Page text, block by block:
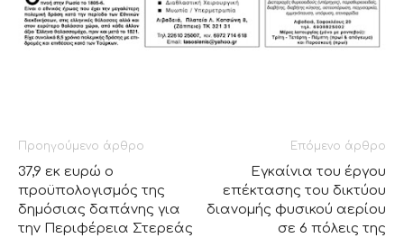
Προηγούμενο άρθρο
37,9 εκ ευρώ ο
προϋπολογισμός της
δημόσιας δαπάνης για
την Περιφέρεια Στερεάς
Επόμενο άρθρο
Εγκαίνια του έργου
επέκτασης του δικτύου
διανομής φυσικού αερίου
σε 6 πόλεις της